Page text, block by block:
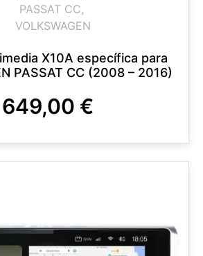
PASSAT CC,
VOLKSWAGEN
X10A específica para
PASSAT CC (2008 – 2016)
649,00 €